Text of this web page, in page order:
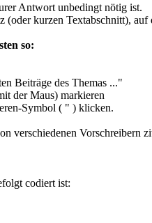
Antwort unbedingt nötig ist.
kurzen Textabschnitt),
so:
Beiträge des Themas ..."
der Maus) markieren
Symbol ( " ) klicken.
verschiedenen Vorschreibern
codiert ist: